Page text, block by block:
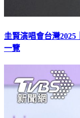
圭賢演唱會台灣
一覽